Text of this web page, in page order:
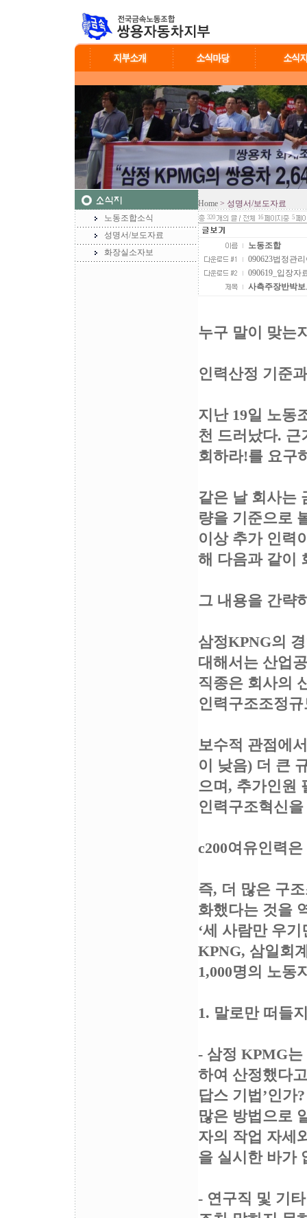
노동조합소식
성명서/보도자료
화장실소자보
Home > 성명서/보도자료
320 16 5
노동조합
090623법정관
090619_입장자
사측주장반박
누구 말이 맞는
인력산정 기준
지난 19일 노동
천 드러났다. 근
회하라!를 요구
같은 날 회사는
량을 기준으로
이상 추가 인력
해 다음과 같이
그 내용을 간략
삼정KPNG의
대해서는 산업
직종은 회사의
인력구조조정
보수적 관점에
이 낮음) 더 큰
으며, 추가인원
인력구조혁신
c200여유인력
즉, 더 많은 구
화했다는 것을
‘세 사람만 우
KPNG, 삼일회
1,000명의 노동
1. 말로만 떠들
- 삼정 KPMG는
하여 산정했다
답스 기법’인가
많은 방법으로
자의 작업 자세
을 실시한 바가
- 연구직 및 기